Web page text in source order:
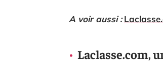
A voir aussi :
Laclasse.com,